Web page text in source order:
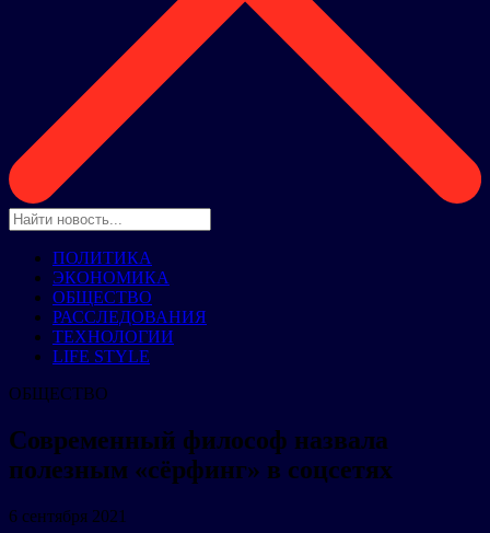
ПОЛИТИКА
ЭКОНОМИКА
ОБЩЕСТВО
РАССЛЕДОВАНИЯ
ТЕХНОЛОГИИ
LIFE STYLE
ОБЩЕСТВО
Современный философ назвала
полезным «сёрфинг» в соцсетях
6 сентября 2021